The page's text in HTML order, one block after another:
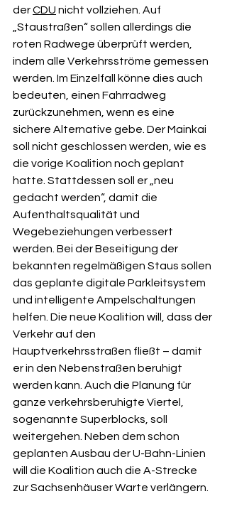
der CDU nicht vollziehen. Auf
„Staustraßen“ sollen allerdings die
roten Radwege überprüft werden,
indem alle Verkehrsströme gemessen
werden. Im Einzelfall könne dies auch
bedeuten, einen Fahrradweg
zurückzunehmen, wenn es eine
sichere Alternative gebe. Der Mainkai
soll nicht geschlossen werden, wie es
die vorige Koalition noch geplant
hatte. Stattdessen soll er „neu
gedacht werden“, damit die
Aufenthaltsqualität und
Wegebeziehungen verbessert
werden. Bei der Beseitigung der
bekannten regelmäßigen Staus sollen
das geplante digitale Parkleitsystem
und intelligente Ampelschaltungen
helfen. Die neue Koalition will, dass der
Verkehr auf den
Hauptverkehrsstraßen fließt – damit
er in den Nebenstraßen beruhigt
werden kann. Auch die Planung für
ganze verkehrsberuhigte Viertel,
sogenannte Superblocks, soll
weitergehen. Neben dem schon
geplanten Ausbau der U-Bahn-Linien
will die Koalition auch die A-Strecke
zur Sachsenhäuser Warte verlängern.